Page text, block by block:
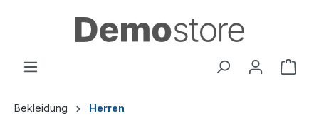
Bekleidung Herren